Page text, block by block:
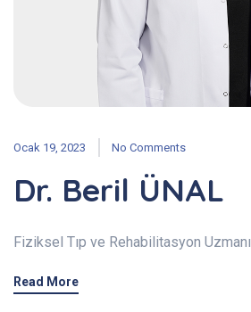
Ocak 19, 2023 No Comments
Dr. Beril ÜNAL
Fiziksel Tıp ve Rehabilitasyon Uzmanı
Read More